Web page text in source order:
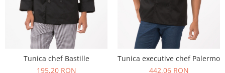
Tunica chef Bastille
195,20 RON
Tunica executive chef Palermo
442,06 RON